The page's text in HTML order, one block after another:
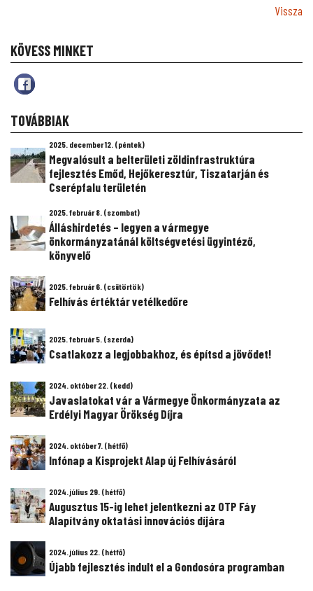
Vissza
KÖVESS MINKET
TOVÁBBIAK
2025. december 12. (péntek)
Megvalósult a belterületi zöldinfrastruktúra
fejlesztés Emőd, Hejőkeresztúr, Tiszatarján és
Cserépfalu területén
2025. február 8. (szombat)
Álláshirdetés – legyen a vármegye
önkormányzatánál költségvetési ügyintéző,
könyvelő
2025. február 6. (csütörtök)
Felhívás értéktár vetélkedőre
2025. február 5. (szerda)
Csatlakozz a legjobbakhoz, és építsd a jövődet!
2024. október 22. (kedd)
Javaslatokat vár a Vármegye Önkormányzata az
Erdélyi Magyar Örökség Díjra
2024. október 7. (hétfő)
Infónap a Kisprojekt Alap új Felhívásáról
2024. július 29. (hétfő)
Augusztus 15-ig lehet jelentkezni az OTP Fáy
Alapítvány oktatási innovációs díjára
2024. július 22. (hétfő)
Újabb fejlesztés indult el a Gondosóra programban